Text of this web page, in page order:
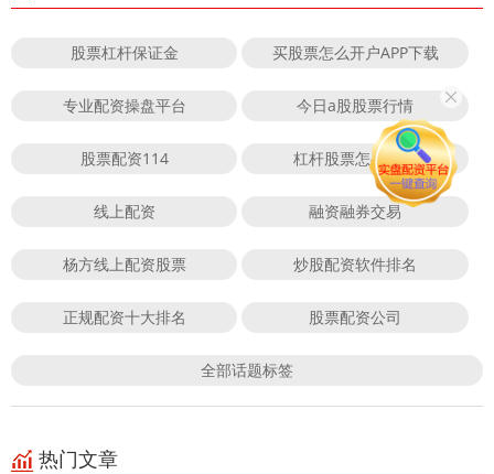
股票杠杆保证金 买股票怎么开户APP下载
专业配资操盘平台 今日a股股票行情
股票配资114 杠杆股票怎么开通
线上配资 融资融券交易
杨方线上配资股票 炒股配资软件排名
正规配资十大排名 股票配资公司
全部话题标签
热门文章